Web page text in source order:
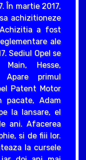
În martie 2017,
achizitioneze
a fost
ale
Sediul Opel se
Hesse,
primul
Patent Motor
pacate, Adam
la lansare, el
ani. Afacerea
si de fiii lor.
la cursele